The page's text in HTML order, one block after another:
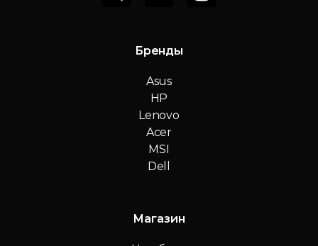
Бренды
Asus
HP
Lenovo
Acer
MSI
Dell
Магазин